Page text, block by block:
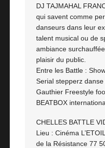
DJ TAJMAHAL
qui savent comme
danseurs dans leur
talent musical ou de
ambiance
plaisir du public.
Entre les Battle :
Serial stepperz
Gauthier Freestyle
BEATBOX
CHELLES BATTLE
Lieu : Cinéma
de la Résistance 77